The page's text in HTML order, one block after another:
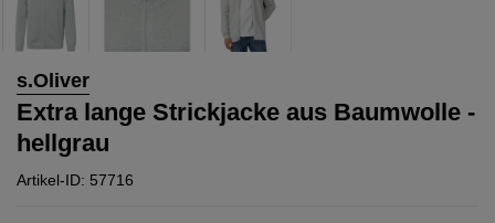
s.Oliver
Extra lange Strickjacke aus Baumwolle -
hellgrau
Artikel-ID: 57716